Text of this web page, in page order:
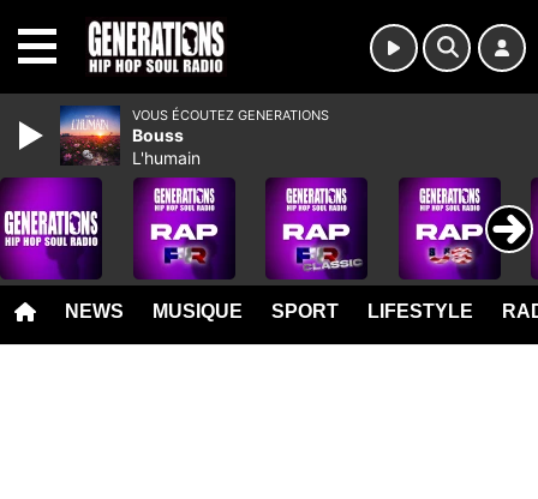
NEWS MUSIQUE SPORT LIFESTYLE
VOUS ÉCOUTEZ GENERATIONS
Bouss
L'humain